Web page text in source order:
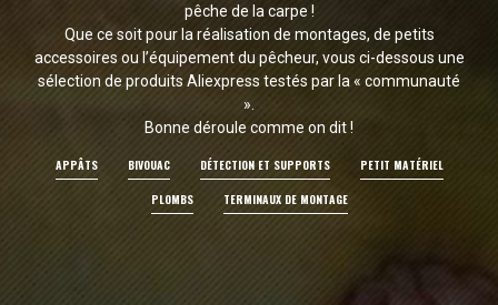
pêche de la carpe !
Que ce soit pour la réalisation de montages, de petits
accessoires ou l’équipement du pêcheur, vous ci-dessous une
sélection de produits Aliexpress testés par la « communauté
».
Bonne déroule comme on dit !
APPÂTS BIVOUAC DÉTECTION ET SUPPORTS PETIT MATÉRIEL
PLOMBS TERMINAUX DE MONTAGE